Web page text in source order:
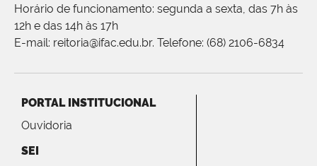
Horário de funcionamento: segunda a sexta, das 7h às
12h e das 14h às 17h
E-mail: reitoria@ifac.edu.br. Telefone: (68) 2106-6834
PORTAL INSTITUCIONAL
Ouvidoria
SEI